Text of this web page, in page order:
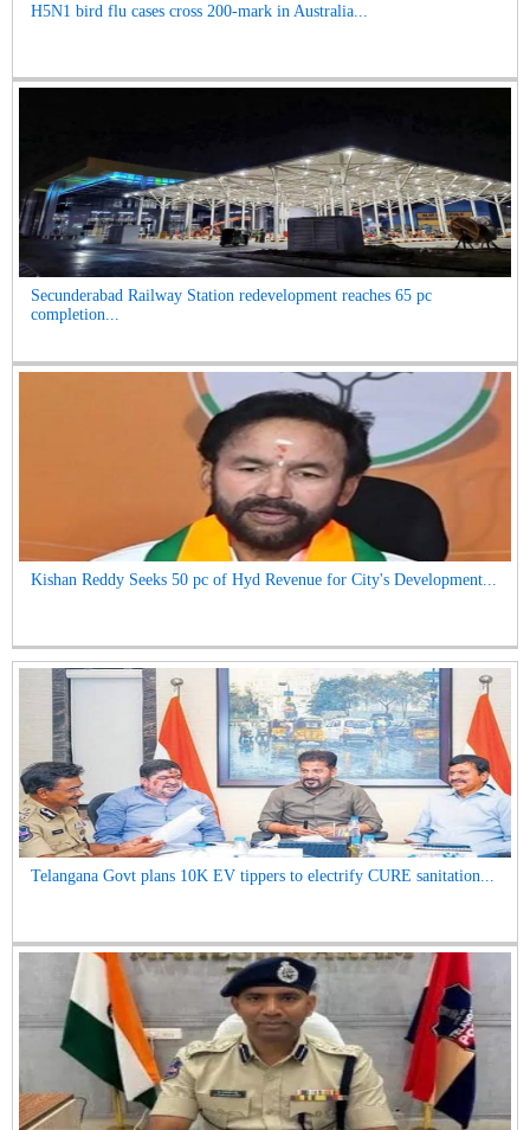
H5N1 bird flu cases cross 200-mark in Australia...
Secunderabad Railway Station redevelopment reaches 65 pc
completion...
Kishan Reddy Seeks 50 pc of Hyd Revenue for City's Development...
Telangana Govt plans 10K EV tippers to electrify CURE sanitation...